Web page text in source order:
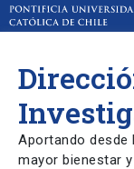
Aportando desde
mayor bienestar